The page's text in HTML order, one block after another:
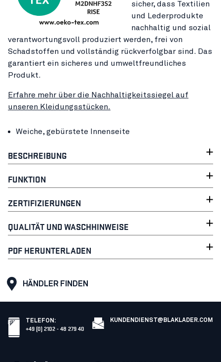
sicher, dass Textilien
und Lederprodukte
nachhaltig und sozial
verantwortungsvoll produziert werden, frei von
Schadstoffen und vollständig rückverfolgbar sind. Das
garantiert ein sicheres und umweltfreundliches
Produkt.
Erfahre mehr über die Nachhaltigkeitssiegel auf
unseren Kleidungsstücken.
Weiche, gebürstete Innenseite
BESCHREIBUNG
FUNKTION
ZERTIFIZIERUNGEN
QUALITÄT UND WASCHHINWEISE
PDF HERUNTERLADEN
HÄNDLER FINDEN
TELEFON :
+49 (0) 2102 - 48 279 40
KUNDENDIENST@BLAKLADER.COM